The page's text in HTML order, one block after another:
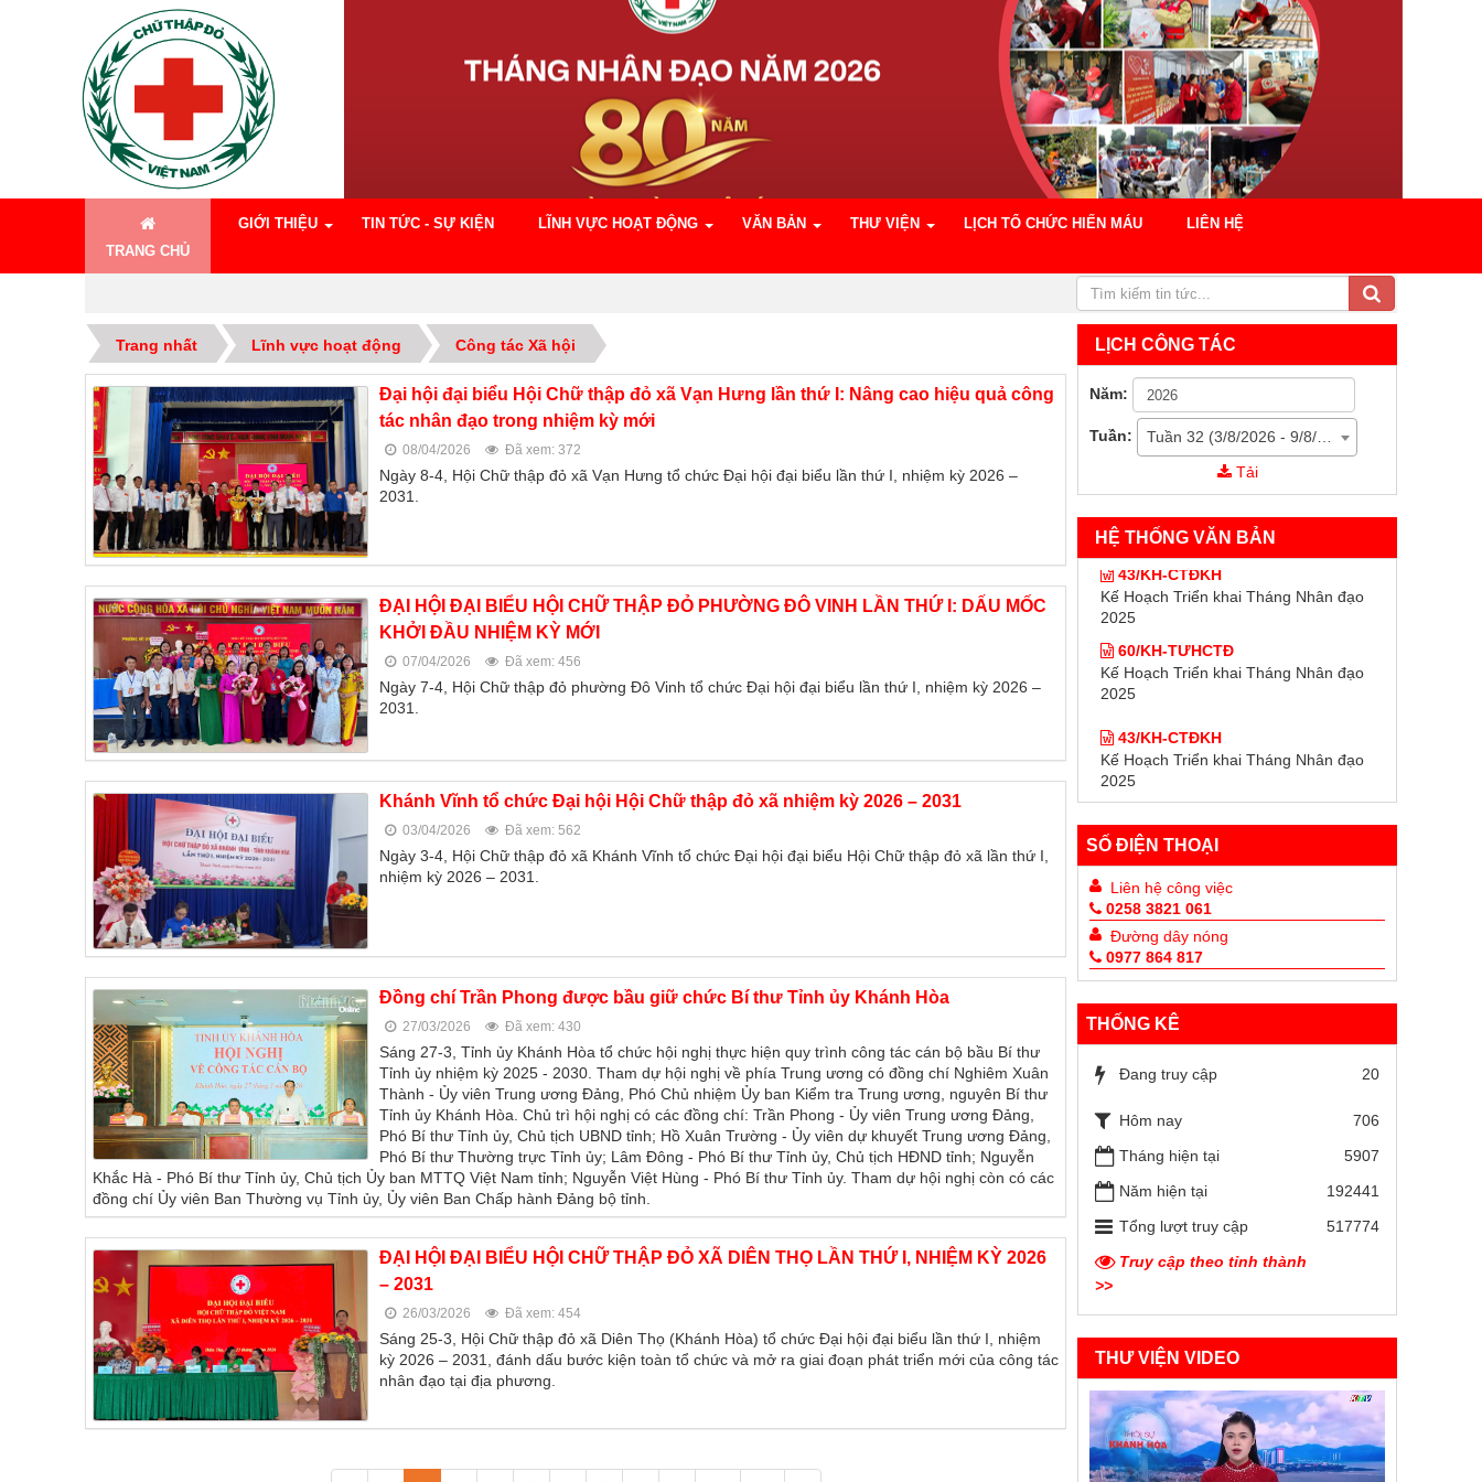
TRANG CHỦ
GIỚI THIỆU TIN TỨC - SỰ KIỆN LĨNH VỰC HOẠT ĐỘNG VĂN BẢN THƯ VIỆN LỊCH TỔ CHỨC HIẾN MÁU LIÊN HỆ
Trang nhất Lĩnh vực hoạt động Công tác Xã hội
Đại hội đại biểu Hội Chữ thập đỏ xã Vạn Hưng lần thứ I: Nâng cao hiệu quả công
tác nhân đạo trong nhiệm kỳ mới
08/04/2026 Đã xem: 372
Ngày 8-4, Hội Chữ thập đỏ xã Vạn Hưng tổ chức Đại hội đại biểu lần thứ I, nhiệm kỳ 2026 –
2031.
ĐẠI HỘI ĐẠI BIỂU HỘI CHỮ THẬP ĐỎ PHƯỜNG ĐÔ VINH LẦN THỨ I: DẤU MỐC
KHỞI ĐẦU NHIỆM KỲ MỚI
07/04/2026 Đã xem: 456
Ngày 7-4, Hội Chữ thập đỏ phường Đô Vinh tổ chức Đại hội đại biểu lần thứ I, nhiệm kỳ 2026 –
2031.
Khánh Vĩnh tổ chức Đại hội Hội Chữ thập đỏ xã nhiệm kỳ 2026 – 2031
03/04/2026 Đã xem: 562
Ngày 3-4, Hội Chữ thập đỏ xã Khánh Vĩnh tổ chức Đại hội đại biểu Hội Chữ thập đỏ xã lần thứ I,
nhiệm kỳ 2026 – 2031.
Đồng chí Trần Phong được bầu giữ chức Bí thư Tỉnh ủy Khánh Hòa
27/03/2026 Đã xem: 430
Sáng 27-3, Tỉnh ủy Khánh Hòa tổ chức hội nghị thực hiện quy trình công tác cán bộ bầu Bí thư
Tỉnh ủy nhiệm kỳ 2025 - 2030. Tham dự hội nghị về phía Trung ương có đồng chí Nghiêm Xuân
Thành - Ủy viên Trung ương Đảng, Phó Chủ nhiệm Ủy ban Kiểm tra Trung ương, nguyên Bí thư
Tỉnh ủy Khánh Hòa. Chủ trì hội nghị có các đồng chí: Trần Phong - Ủy viên Trung ương Đảng,
Phó Bí thư Tỉnh ủy, Chủ tịch UBND tỉnh; Hồ Xuân Trường - Ủy viên dự khuyết Trung ương Đảng,
Phó Bí thư Thường trực Tỉnh ủy; Lâm Đông - Phó Bí thư Tỉnh ủy, Chủ tịch HĐND tỉnh; Nguyễn
Khắc Hà - Phó Bí thư Tỉnh ủy, Chủ tịch Ủy ban MTTQ Việt Nam tỉnh; Nguyễn Việt Hùng - Phó Bí thư Tỉnh ủy. Tham dự hội nghị còn có các
đồng chí Ủy viên Ban Thường vụ Tỉnh ủy, Ủy viên Ban Chấp hành Đảng bộ tỉnh.
ĐẠI HỘI ĐẠI BIỂU HỘI CHỮ THẬP ĐỎ XÃ DIÊN THỌ LẦN THỨ I, NHIỆM KỲ 2026
– 2031
26/03/2026 Đã xem: 454
Sáng 25-3, Hội Chữ thập đỏ xã Diên Thọ (Khánh Hòa) tổ chức Đại hội đại biểu lần thứ I, nhiệm
kỳ 2026 – 2031, đánh dấu bước kiện toàn tổ chức và mở ra giai đoạn phát triển mới của công tác
nhân đạo tại địa phương.
LỊCH CÔNG TÁC
Năm:
Tuần:
Tải
HỆ THỐNG VĂN BẢN
43/KH-CTĐKH
Kế Hoạch Triển khai Tháng Nhân đạo
2025
Kế Hoạch Triển khai Tháng Nhân đạo
2025
Kế Hoạch Triển khai Tháng Nhân đạo
2025
60/KH-TƯHCTĐ
Kế Hoạch Triển khai Tháng Nhân đạo
2025
SỐ ĐIỆN THOẠI
Liên hệ công việc
0258 3821 061
Đường dây nóng
0977 864 817
THỐNG KÊ
Đang truy cập 20
Hôm nay
706
Tháng hiện tại
5907
Năm hiện tại
192441
Tổng lượt truy cập
517774
Truy cập theo tỉnh thành
>>
THƯ VIỆN VIDEO